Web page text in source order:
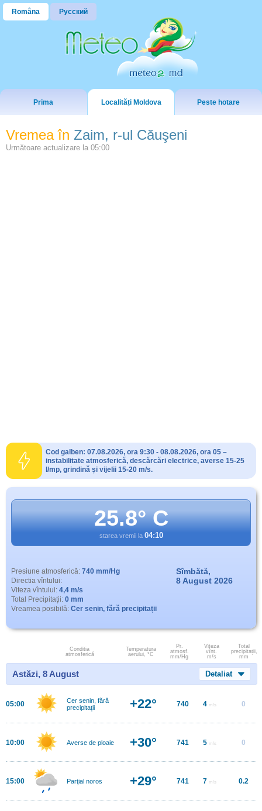
Româna Русский
Prima Localități Moldova Peste hotare
Vremea în Zaim, r-ul Căuşeni
Următoare actualizare la 05:00
Cod galben: 07.08.2026, ora 9:30 - 08.08.2026, ora 05 –
instabilitate atmosferică, descărcări electrice, averse 15-25
l/mp, grindină și vijelii 15-20 m/s.
25.8° C
starea vremii la 04:10
Presiune atmosferică: 740 mm/Hg
Directia vîntului:
Viteza vîntului: 4,4 m/s
Total Precipitaţii: 0 mm
Vreamea posibilă: Cer senin, fără precipitații
Sîmbătă,
8 August 2026
Conditia
atmosferică
Temperatura
aerului, °C
Pr.
atmosf.
mm/Hg
Viteza
vînt.
m/s
Total
precipitații,
mm
Astăzi, 8 August Detaliat
05:00
Cer senin, fără
precipitații
+22° 740 4 m/s 0
10:00 Averse de ploaie +30° 741 5 m/s 0
15:00 Parţial noros +29° 741 7 m/s 0.2